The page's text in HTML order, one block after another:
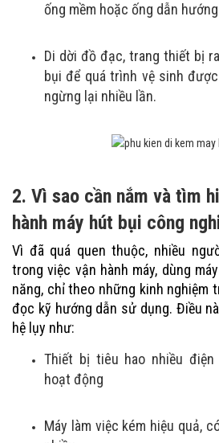
ống mềm hoặc ống dẫn
Di dời đồ đạc, trang thiết bị
bụi để quá trình vệ sinh
ngừng lại nhiều lần.
2. Vì sao cần nắm và tìm
hành máy hút bụi công
Vì đã quá quen thuộc, nhiều
trong việc vận hành máy, dùng
năng, chỉ theo những kinh nghiệm
đọc kỹ hướng dẫn sử dụng. Điều
hệ lụy như:
Thiết bị tiêu hao nhiều
hoạt động
Máy làm việc kém hiệu quả,